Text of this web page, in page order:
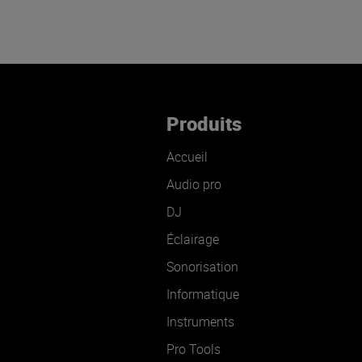
Produits
Accueil
Audio pro
DJ
Éclairage
Sonorisation
Informatique
Instruments
Pro Tools